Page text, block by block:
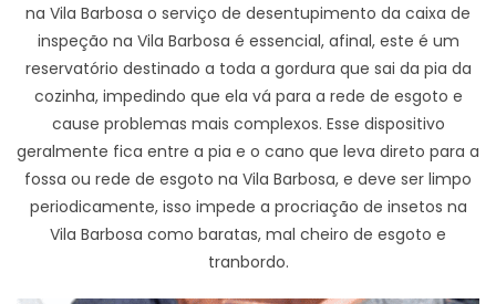
na Vila Barbosa o serviço de desentupimento da caixa de
inspeção na Vila Barbosa é essencial, afinal, este é um
reservatório destinado a toda a gordura que sai da pia da
cozinha, impedindo que ela vá para a rede de esgoto e
cause problemas mais complexos. Esse dispositivo
geralmente fica entre a pia e o cano que leva direto para a
fossa ou rede de esgoto na Vila Barbosa, e deve ser limpo
periodicamente, isso impede a procriação de insetos na
Vila Barbosa como baratas, mal cheiro de esgoto e
tranbordo.